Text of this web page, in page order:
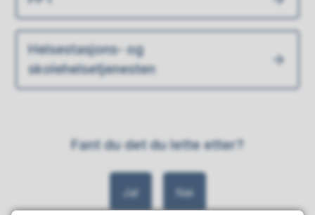
Helsestasjons- og
skolehelsetjenesten
Fant du det du lette etter?
Ja Nei